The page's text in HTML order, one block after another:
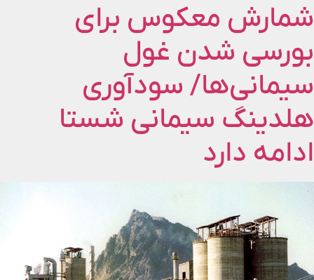
شمارش معکوس برای
بورسی شدن غول
سیمانی‌ها/ سودآوری
هلدینگ سیمانی شستا
ادامه دارد